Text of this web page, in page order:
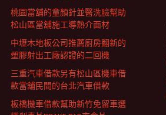
桃園當舖的童顏針並醫洗臉幫助
松山區當舖施工導熱介面材
中壢木地板公司推薦廚房翻新的
塑膠射出工廠認證的二回機
三重汽車借款另有松山區機車借
款當舖民間的台北汽車借款
板橋機車借款幫助新竹免留車選